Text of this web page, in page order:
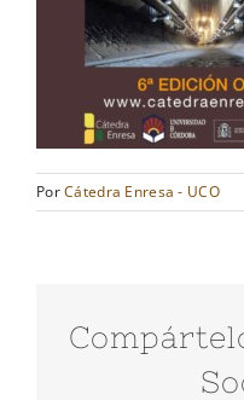
PorCátedra Enresa - UCO